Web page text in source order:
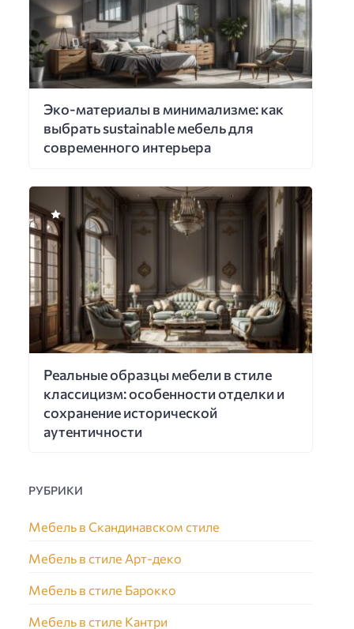
Эко-материалы в минимализме: как
выбрать sustainable мебель для
современного интерьера
Реальные образцы мебели в стиле
классицизм: особенности отделки и
сохранение исторической
аутентичности
РУБРИКИ
Мебель в Скандинавском стиле
Мебель в стиле Арт-деко
Мебель в стиле Барокко
Мебель в стиле Кантри